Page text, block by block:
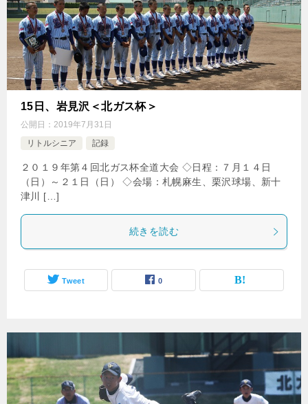
15日、岩見沢＜北ガス杯＞
公開日： 2019年7月31日
リトルシニア
記録
２０１９年第４回北ガス杯全道大会 ◇日程：７月１４日
（日）～２１日（日） ◇会場：札幌麻生、栗沢球場、新十
津川 […]
続きを読む
Tweet 0